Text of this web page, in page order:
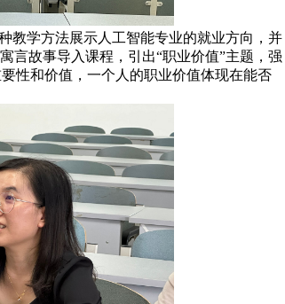
学方法展示人工智能专业的就业方向，并
言故事导入课程，引出“职业价值”主题，强
性和价值，一个人的职业价值体现在能否